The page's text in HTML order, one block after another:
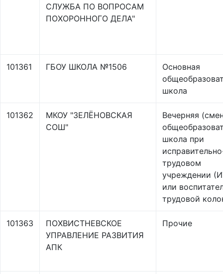
СЛУЖБА ПО ВОПРОСАМ
ПОХОРОННОГО ДЕЛА"
101361 ГБОУ ШКОЛА №1506
Основная
школа
101362
МКОУ "ЗЕЛЁНОВСКАЯ
СОШ"
Вечерняя
школа при
трудовом
учреждении
или
трудовой
101363
ПОХВИСТНЕВСКОЕ
УПРАВЛЕНИЕ РАЗВИТИЯ
АПК
Прочие